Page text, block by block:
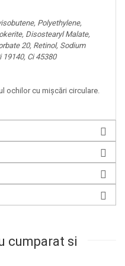
Polyethylene,
Disostearyl Malate,
20, Retinol, Sodium
19140, Ci 45380
ochilor cu mișcări circulare.
cumparat si